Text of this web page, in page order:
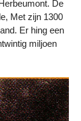
De
Met zijn 1300
Er hing een
miljoen